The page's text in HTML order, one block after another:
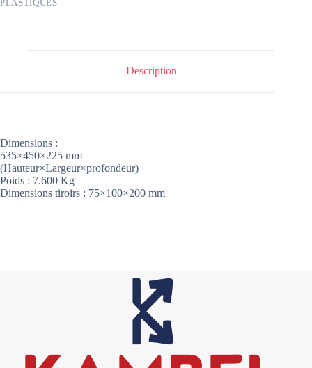
PLASTIQUES
Description
Dimensions :
535×450×225 mm
(Hauteur×Largeur×profondeur)
Poids : 7.600 Kg
Dimensions tiroirs : 75×100×200 mm